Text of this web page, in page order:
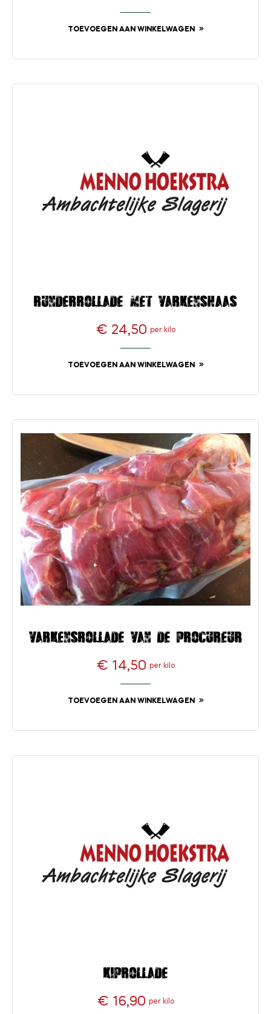
TOEVOEGEN AAN WINKELWAGEN
Runderrollade met varkenshaas
Prijs
€ 24,50 per kilo
TOEVOEGEN AAN WINKELWAGEN
Varkensrollade van de procureur
Prijs
€ 14,50 per kilo
TOEVOEGEN AAN WINKELWAGEN
Kiprollade
Prijs
€ 16,90 per kilo